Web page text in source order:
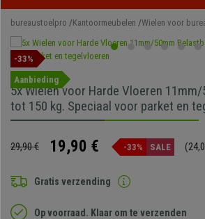
bureaustoelpro Kantoormeubelen Wielen voor
-33%
Aanbieding
5x Wielen voor Harde Vloeren
tot 150 kg. Speciaal voor parket en
29,90 € 19,90 € -33% SALE
Gratis verzending
Op voorraad. Klaar om te verzenden